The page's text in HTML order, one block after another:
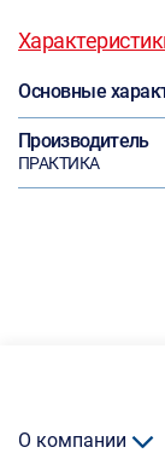
Основные
Производитель
ПРАКТИКА
О компании